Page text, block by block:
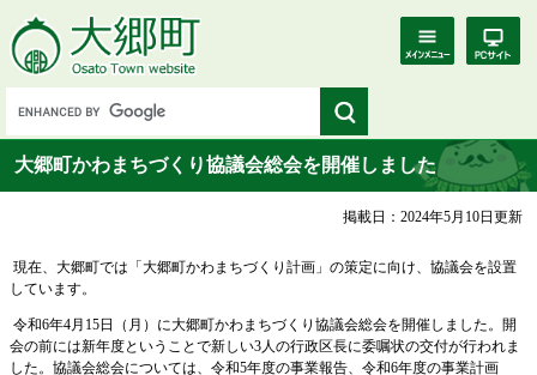
大郷町かわまちづくり協議会総会を開催しました
掲載日：2024年5月10日更新
​現在、大郷町では「大郷町かわまちづくり計画」の策定に向け、協議会を設置
しています。
令和6年4月15日（月）に大郷町かわまちづくり協議会総会を開催しました。開
会の前には新年度ということで新しい3人の行政区長に委嘱状の交付が行われま
した。協議会総会については、令和5年度の事業報告、令和6年度の事業計画